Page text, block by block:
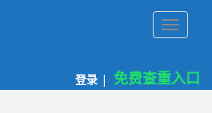
登录 | 免费查重入口